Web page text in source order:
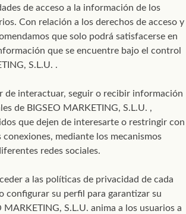
de acceso a la información de los
Con relación a los derechos de acceso y
que solo podrá satisfacerse en
que se encuentre bajo el control
S.L.U. .
de interactuar, seguir o recibir información
de BIGSEO MARKETING, S.L.U. ,
que dejen de interesarte o restringir con
mediante los mecanismos
redes sociales.
a las políticas de privacidad de cada
configurar su perfil para garantizar su
MARKETING, S.L.U. anima a los usuarios a